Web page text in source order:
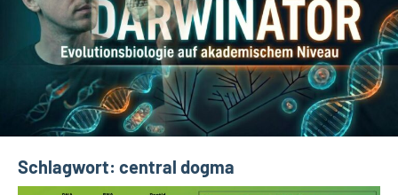
Schlagwort: central dogma